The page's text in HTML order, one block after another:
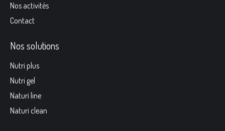
Nos activités
Contact
Nos solutions
Nutri plus
Nutri gel
Naturi line
Naturi clean